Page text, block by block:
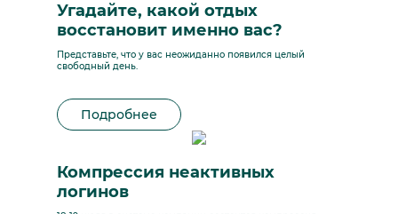
Угадайте, какой отдых
восстановит именно вас?
Представьте, что у вас неожиданно появился целый
свободный день.
Подробнее
Компрессия неактивных
логинов